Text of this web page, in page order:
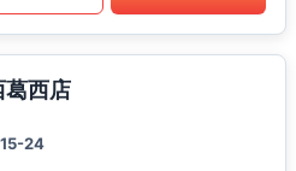
葛西店
24